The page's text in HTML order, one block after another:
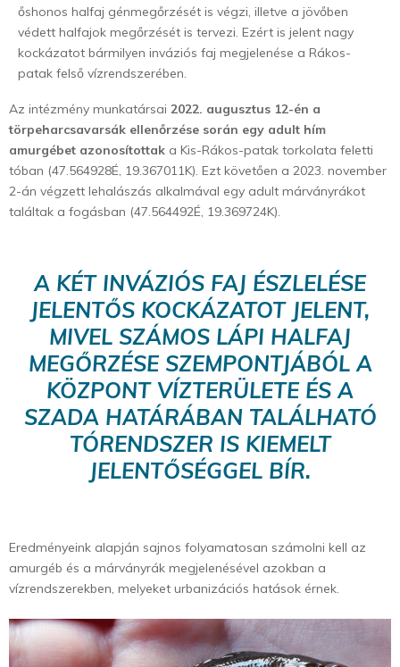
őshonos halfaj génmegőrzését is végzi, illetve a jövőben
védett halfajok megőrzését is tervezi. Ezért is jelent nagy
kockázatot bármilyen inváziós faj megjelenése a Rákos-
patak felső vízrendszerében.
Az intézmény munkatársai 2022. augusztus 12-én a
törpeharcsavarsák ellenőrzése során egy adult hím
amurgébet azonosítottak a Kis-Rákos-patak torkolata feletti
tóban (47.564928É, 19.367011K). Ezt követően a 2023. november
2-án végzett lehalászás alkalmával egy adult márványrákot
találtak a fogásban (47.564492É, 19.369724K).
A KÉT INVÁZIÓS FAJ ÉSZLELÉSE
JELENTŐS KOCKÁZATOT JELENT,
MIVEL SZÁMOS LÁPI HALFAJ
MEGŐRZÉSE SZEMPONTJÁBÓL A
KÖZPONT VÍZTERÜLETE ÉS A
SZADA HATÁRÁBAN TALÁLHATÓ
TÓRENDSZER IS KIEMELT
JELENTŐSÉGGEL BÍR.
Eredményeink alapján sajnos folyamatosan számolni kell az
amurgéb és a márványrák megjelenésével azokban a
vízrendszerekben, melyeket urbanizációs hatások érnek.